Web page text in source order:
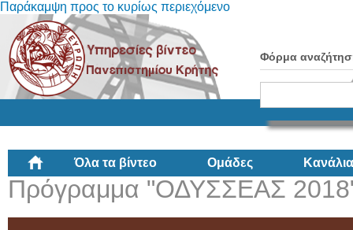
Παράκαμψη προς το κυρίως περιεχόμενο
Φόρμα
Όλα τα βίντεο Ομάδες Κανάλια
Πρόγραμμα "ΟΔΥΣΣΕΑΣ